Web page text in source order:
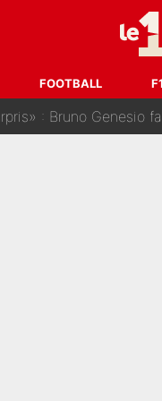
FOOTBALL F1
à 100M€ du
à l’OM :
: Bruno Genesio